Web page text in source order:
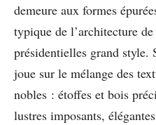
demeure aux formes
typique de l’architecture
présidentielles grand style.
joue sur le mélange des
nobles : étoffes et bois
lustres imposants,